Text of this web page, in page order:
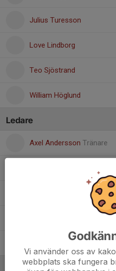
Julius Turesson
Love Lindborg
Teo Sjöstrand
William Höglund
Ledare
Axel Andersson Tränare
Fd.
Love Hedelius Tränare
Vi använder oss av
webbplats ska fungera